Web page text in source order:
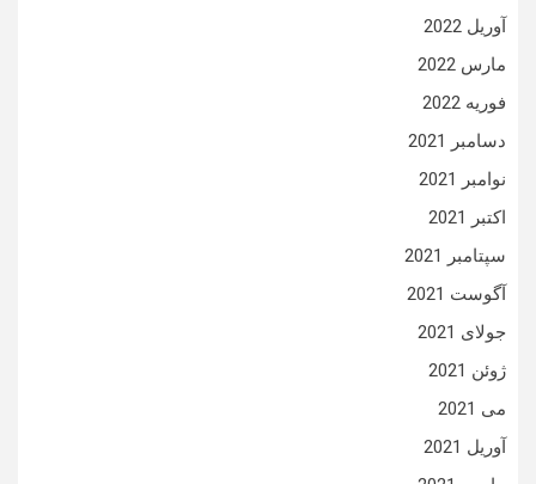
آوریل 2022
مارس 2022
فوریه 2022
دسامبر 2021
نوامبر 2021
اکتبر 2021
سپتامبر 2021
آگوست 2021
جولای 2021
ژوئن 2021
می 2021
آوریل 2021